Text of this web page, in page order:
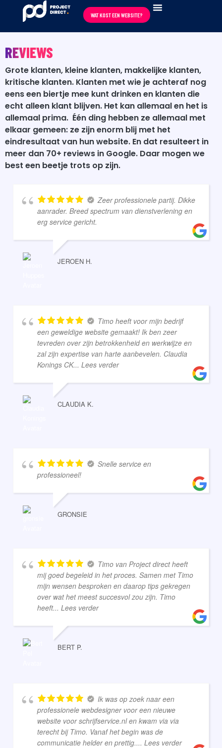
WAT KOST EEN WEBSITE?
REVIEWS
Grote klanten, kleine klanten, makkelijke klanten,
kritische klanten. Klanten met wie je achteraf nog
eens een biertje mee kunt drinken en klanten die
echt alleen klant blijven. Het kan allemaal en het is
allemaal prima. Één ding hebben ze allemaal met
elkaar gemeen: ze zijn enorm blij met het
eindresultaat van hun website. En dat resulteert in
meer dan 70+ reviews in Google. Daar mogen we
best een beetje trots op zijn.
Zeer professionele partij. Dikke
aanrader. Breed spectrum van dienstverlening en
erg service gericht.
JEROEN H.
Timo heeft voor mijn bedrijf
een geweldige website gemaakt! Ik ben zeer
tevreden over zijn betrokkenheid en werkwijze en
zal zijn expertise van harte aanbevelen. Claudia
Konings CK... Lees verder
CLAUDIA K.
Snelle service en
professioneel!
GRONSIE
Timo van Project direct heeft
mij goed begeleid in het proces. Samen met Timo
mijn wensen besproken en daarop tips gekregen
over wat het meest succesvol zou zijn. Timo
heeft... Lees verder
BERT P.
Ik was op zoek naar een
professionele webdesigner voor een nieuwe
website voor schrijfservice.nl en kwam via via
terecht bij Timo. Vanaf het begin was de
communicatie helder en prettig.... Lees verder